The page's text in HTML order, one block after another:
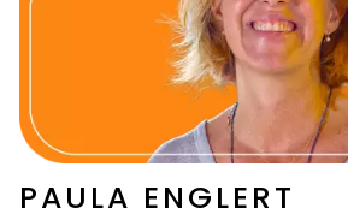
PAULA ENGLERT